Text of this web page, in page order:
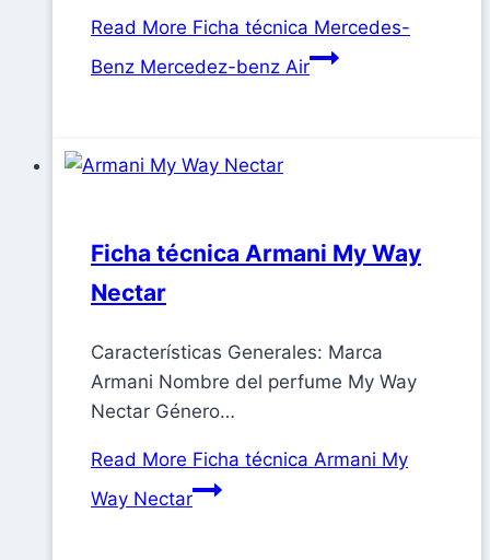
Read More Ficha técnica Mercedes-
Benz Mercedez-benz Air
Ficha técnica Armani My Way
Nectar
Características Generales: Marca
Armani Nombre del perfume My Way
Nectar Género…
Read More Ficha técnica Armani My
Way Nectar